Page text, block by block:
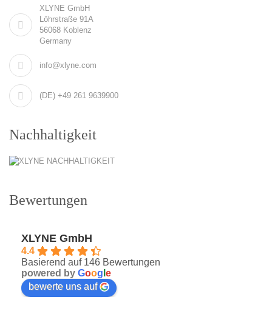
XLYNE GmbH
Löhrstraße 91A
56068 Koblenz
Germany
info@xlyne.com
(DE) +49 261 9639900
Nachhaltigkeit
Bewertungen
XLYNE GmbH
4.4
Basierend auf 146 Bewertungen
powered by Goog e
bewerte uns auf